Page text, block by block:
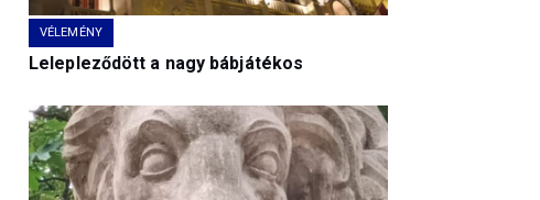
VÉLEMÉNY
Lelepleződött a nagy bábjátékos